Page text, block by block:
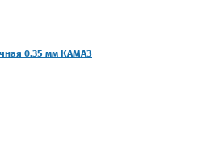
0,35 мм КАМАЗ